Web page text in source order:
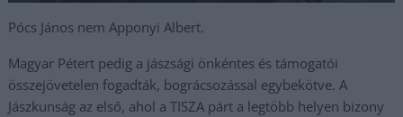
Pócs János nem Apponyi Albert.
Magyar Pétert pedig a jászsági önkéntes és támogatói
összejövetelen fogadták, bográcsozással egybekötve. A
Jászkunság az első, ahol a TISZA párt a legtöbb helyen bizony